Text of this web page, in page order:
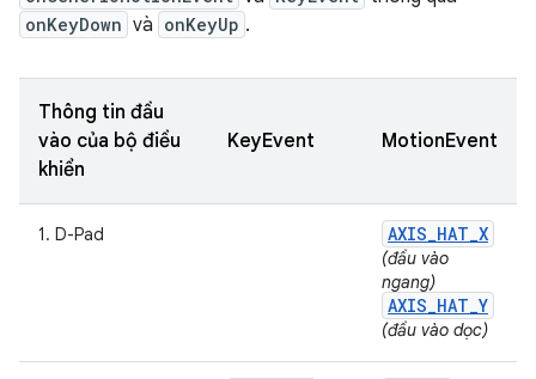
onKeyDown và onKeyUp .
Thông tin đầu
vào của bộ điều
khiển
KeyEvent MotionEvent
1. D-Pad AXIS_HAT_X
(đầu vào
ngang)
AXIS_HAT_Y
(đầu vào dọc)